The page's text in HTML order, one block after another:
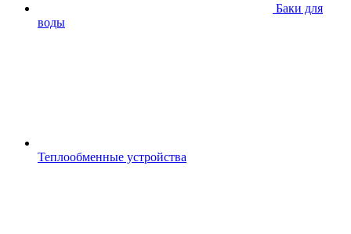
Баки для
воды
Теплообменные устройства